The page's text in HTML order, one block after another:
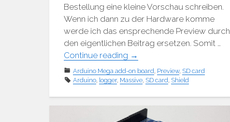
Bestellung eine kleine Vorschau schreiben.
Wenn ich dann zu der Hardware komme
werde ich das ensprechende Preview durch
den eigentlichen Beitrag ersetzen. Somit …
Continue reading "Preview
Arduino
Shield"
→
Arduino Mega add-on board Preview, SD card
Arduino logger, Massive SD card Shield